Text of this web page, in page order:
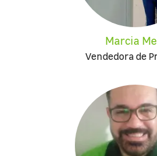
Marcia
Vendedora de